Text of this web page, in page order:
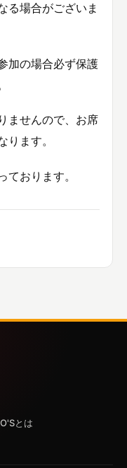
る場合がございま
加の場合必ず保護
ませんので、お席
ます。
ております。
とは